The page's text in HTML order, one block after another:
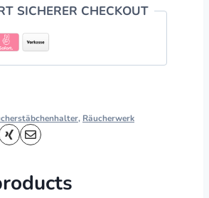
SICHERER CHECKOUT
, Räucherwerk